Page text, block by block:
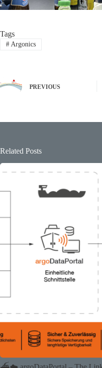
Tags
#Argonics
PREVIOUS
Related Posts